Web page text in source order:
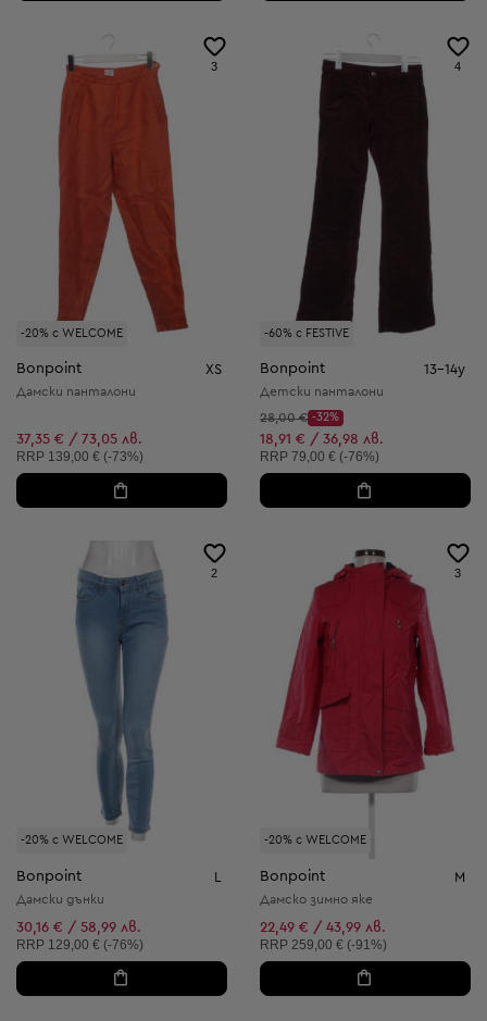
-20% с WELCOME
3
Bonpoint XS
Дамски панталони
37,35 € / 73,05 лв.
Препоръчителна цена:
RRP 139,00 € (-73%)
-60% с FESTIVE
4
Bonpoint 13-14y
Детски панталони
Начална цена:
28,00 €
Discount Price:
-32%
Намалена цена:
18,91 € / 36,98 лв.
Препоръчителна цена:
RRP 79,00 € (-76%)
-20% с WELCOME
2
Bonpoint L
Дамски дънки
30,16 € / 58,99 лв.
Препоръчителна цена:
RRP 129,00 € (-76%)
-20% с WELCOME
3
Bonpoint M
Дамско зимно яке
22,49 € / 43,99 лв.
Препоръчителна цена:
RRP 259,00 € (-91%)